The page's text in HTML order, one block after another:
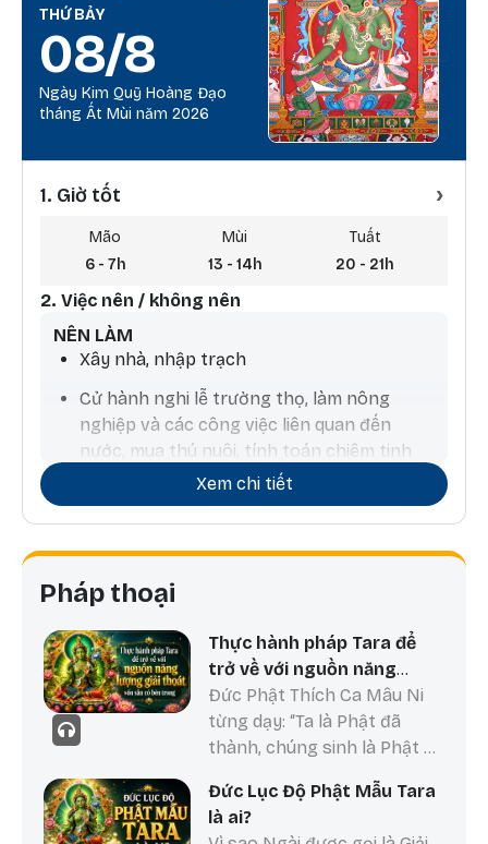
THỨ BẢY
08/8
Ngày Kim Quỹ Hoàng Đạo
tháng Ất Mùi năm 2026
1. Giờ tốt ›
Mão
6 - 7h
Mùi
13 - 14h
Tuất
20 - 21h
2. Việc nên / không nên
NÊN LÀM
Xây nhà, nhập trạch
Cử hành nghi lễ trường thọ, làm nông
nghiệp và các công việc liên quan đến
nước, mua thú nuôi, tính toán chiêm tinh
Xem chi tiết
Pháp thoại
Thực hành pháp Tara để
trở về với nguồn năng
lượng giải thoát vốn sẵn có
bên trong
Đức Phật Thích Ca Mâu Ni
từng dạy: “Ta là Phật đã
thành, chúng sinh là Phật sẽ
Tara chính là con đường
giúp chúng ta nuôi dưỡng
Đức Lục Độ Phật Mẫu Tara
là ai?